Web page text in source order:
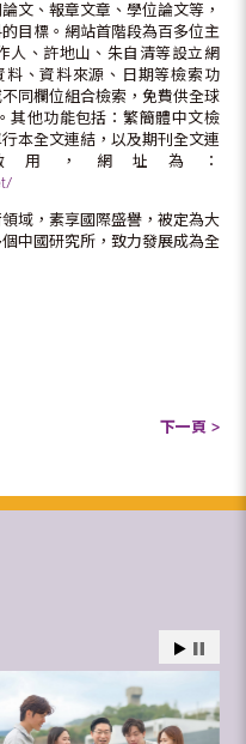
文、報章文章、學位論文等，
目標。網站首階段為百多位主
人、許地山、朱自清等設立網
、資料來源、日期等檢索功
同欄位組合檢索，免費供全球
其他功能包括：繁簡體中文檢
本全文連結，以及期刊全文連
用，網址為：
域，素享國際盛譽，被定為大
中國研究所，致力發展成為全
下一頁 >